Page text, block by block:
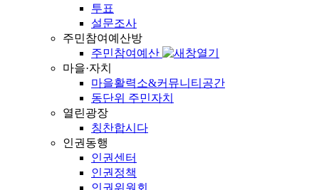
투표
설문조사
주민참여예산방
주민참여예산
마을·자치
마을활력소&커뮤니티공간
동단위 주민자치
열린광장
칭찬합시다
인권동행
인권센터
인권정책
인권위원회